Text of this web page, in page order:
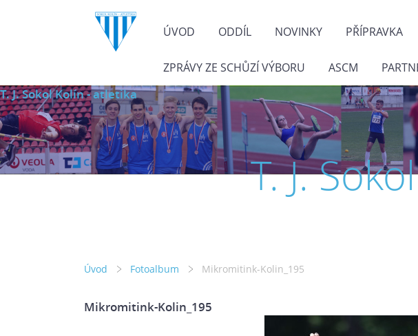
ÚVOD ODDÍL NOVINKY PŘÍPRAVKA
ZPRÁVY ZE SCHŮZÍ VÝBORU ASCM
T. J. Sokol Kolín - atletika
T. J.
Úvod Fotoalbum Mikromitink-Kolin_195
Mikromitink-Kolin_195